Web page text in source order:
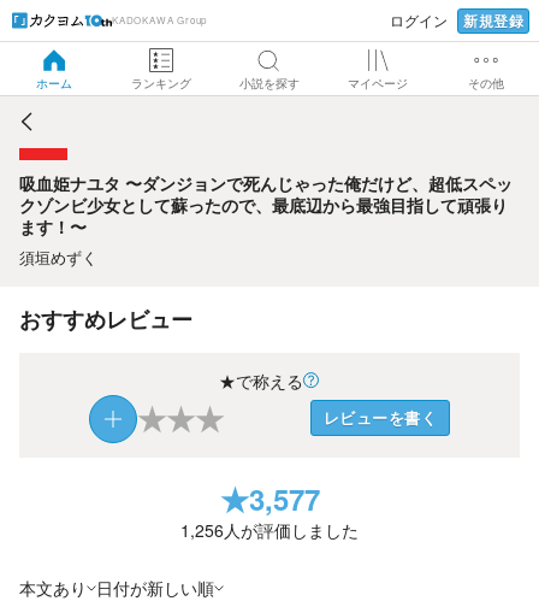
KADOKAWA Group ログイン 新規登録
ホーム ランキング 小説を探す マイページ その他
吸血姫ナユタ 〜ダンジョンで死んじゃった俺だけど、超低ス
ペックゾンビ少女として蘇ったので、最底辺から最強目指し
て頑張ります！〜
吸血姫ナユタ 〜ダンジョンで死んじゃった俺だけど、超低スペッ
クゾンビ少女として蘇ったので、最底辺から最強目指して頑張り
ます！〜
須垣めずく
おすすめレビュー
★で称える
★★★ レビューを書く
★3,577
1,256人が評価しました
本文あり 日付が新しい順